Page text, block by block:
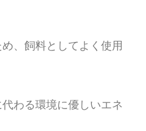
、飼料としてよく使用
わる環境に優しいエネ